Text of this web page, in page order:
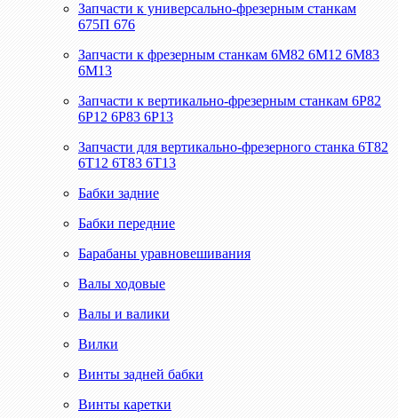
Запчасти к универсально-фрезерным станкам
675П 676
Запчасти к фрезерным станкам 6М82 6М12 6М83
6М13
Запчасти к вертикально-фрезерным станкам 6Р82
6Р12 6Р83 6Р13
Запчасти для вертикально-фрезерного станка 6Т82
6Т12 6Т83 6Т13
Бабки задние
Бабки передние
Барабаны уравновешивания
Валы ходовые
Валы и валики
Вилки
Винты задней бабки
Винты каретки